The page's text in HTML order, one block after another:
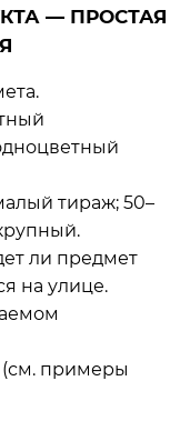
— ПРОСТАЯ
тираж; 50–
ли предмет
на улице.
(см. примеры